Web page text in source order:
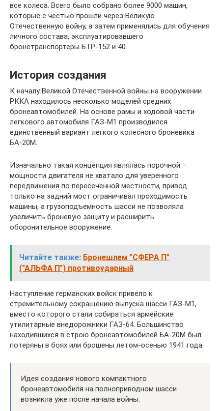
все колеса. Всего было собрано более 9000 машин,
которые с честью прошли через Великую
Отечественную войну, а затем применялись для обучения
личного состава, эксплуатировавшего
бронетранспортеры БТР-152 и 40.
История создания
К началу Великой Отечественной войны на вооружении
РККА находилось несколько моделей средних
бронеавтомобилей. На основе рамы и ходовой части
легкового автомобиля ГАЗ-М1 производился
единственный вариант легкого колесного броневика
БА-20М.
Изначально такая концепция являлась порочной –
мощности двигателя не хватало для уверенного
передвижения по пересеченной местности, привод
только на задний мост ограничивал проходимость
машины, а грузоподъемность шасси не позволяла
увеличить броневую защиту и расширить
оборонительное вооружение.
Читайте также: Бронешлем "СФЕРА П"
("АЛЬФА П") противоударный
Наступление германских войск привело к
стремительному сокращению выпуска шасси ГАЗ-М1,
вместо которого стали собираться армейские
утилитарные внедорожники ГАЗ-64. Большинство
находившихся в строю бронеавтомобилей БА-20М был
потеряны в боях или брошены летом-осенью 1941 года.
Идея создания нового компактного
бронеавтомобиля на полноприводном шасси
возникла уже после начала войны.